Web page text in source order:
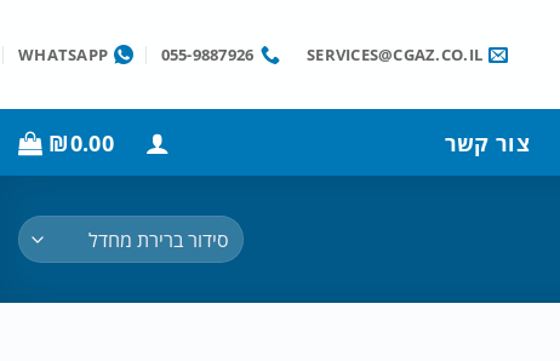
SERVICES@CGAZ.CO.IL
055-9887926
WHATSAPP
צור קשר ₪0.00